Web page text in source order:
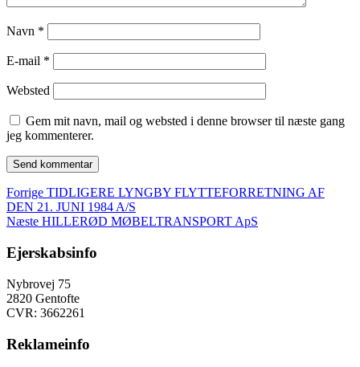
Navn *
E-mail *
Websted
Gem mit navn, mail og websted i denne browser til næste gang
jeg kommenterer.
Indlægsnavigation
Forrige Forrige
indlæg:
TIDLIGERE LYNGBY FLYTTEFORRETNING AF
DEN 21. JUNI 1984 A/S
Næste Næste
HILLERØD MØBELTRANSPORT ApS
Ejerskabsinfo
Nybrovej 75
2820 Gentofte
CVR: 3662261
Reklameinfo